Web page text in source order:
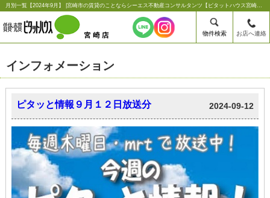
月別一覧【2024年9月】 |宮崎市の賃貸のことならシーエス不動産コンサルタンツ【ピタットハウス宮崎店】
物件検索 お店へ連絡
インフォメーション
ピタッと情報９月１２日放送分 2024-09-12